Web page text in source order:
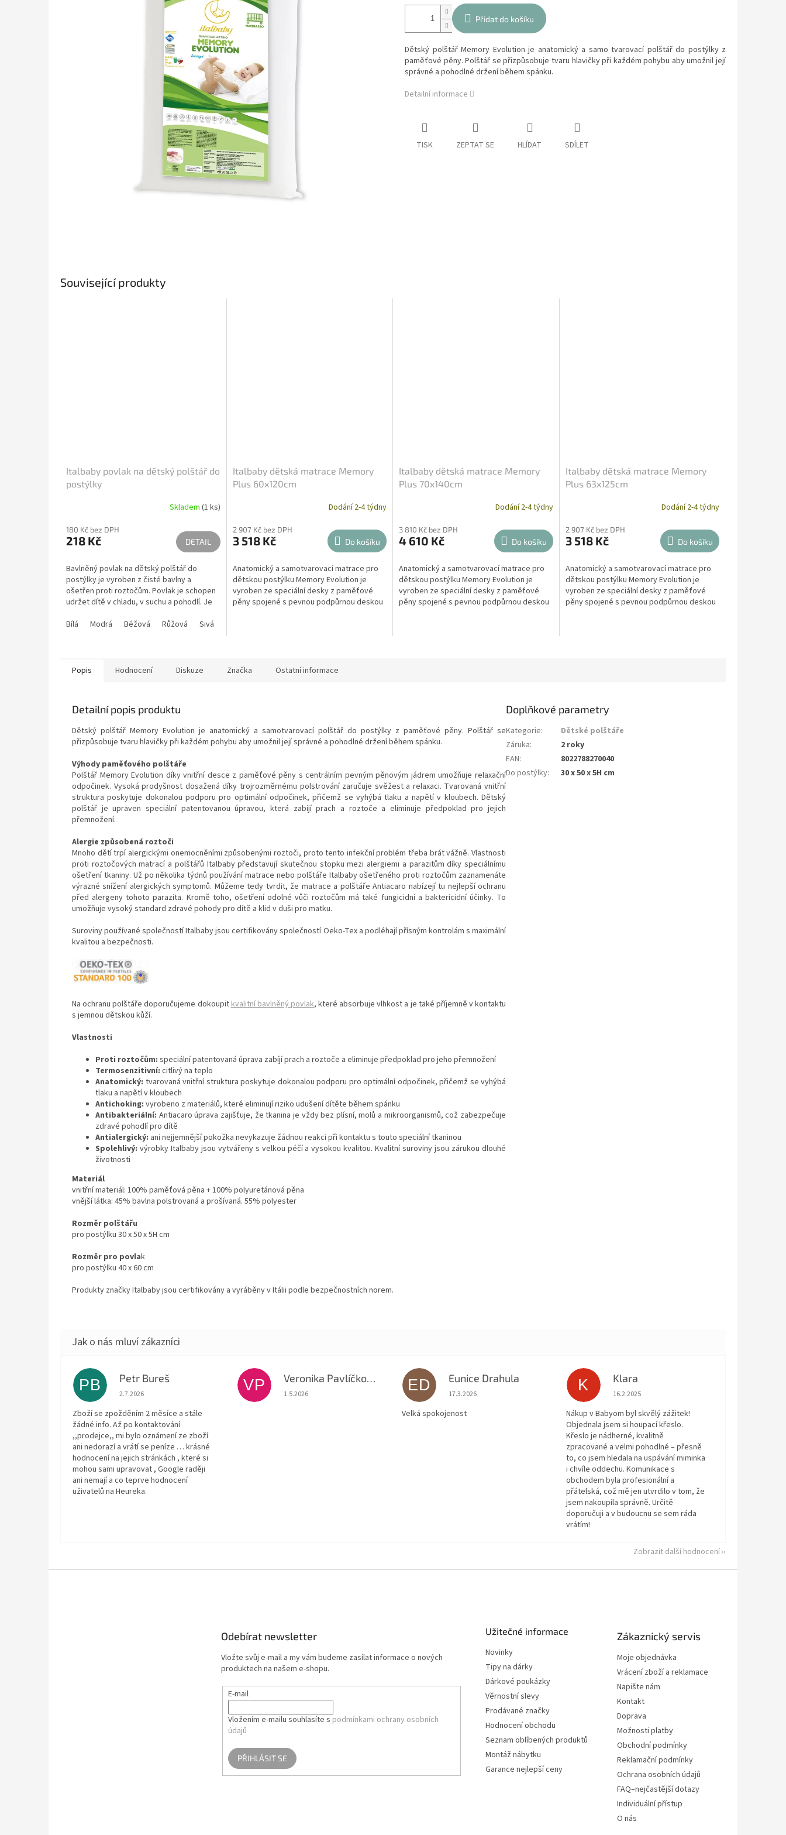
Přidat do košíku
Dětský polštář Memory Evolution je anatomický a samo tvarovací polštář do postýlky z
paměťové pěny. Polštář se přizpůsobuje tvaru hlavičky při každém pohybu aby umožnil její
správné a pohodlné držení během spánku.
Detailní informace
TISK ZEPTAT SE HLÍDAT SDÍLET
Související produkty
Italbaby povlak na dětský polštář do
postýlky
produktu
je
z
5
hvězdiček.
Skladem (1 ks)
180 Kč bez DPH
218 Kč DETAIL
Bavlněný povlak na dětský polštář do
postýlky je vyroben z čisté bavlny a
ošetřen proti roztočům. Povlak je schopen
udržet dítě v chladu, v suchu a pohodlí. Je
Bílá
Modrá Béžová Růžová Sivá
Italbaby dětská matrace Memory
Plus 60x120cm
Dodání 2-4 týdny
2 907 Kč bez DPH
3 518 Kč Do košíku
Anatomický a samotvarovací matrace pro
dětskou postýlku Memory Evolution je
vyroben ze speciální desky z paměťové
pěny spojené s pevnou podpůrnou deskou
Italbaby dětská matrace Memory
Plus 70x140cm
Dodání 2-4 týdny
3 810 Kč bez DPH
4 610 Kč Do košíku
Anatomický a samotvarovací matrace pro
dětskou postýlku Memory Evolution je
vyroben ze speciální desky z paměťové
pěny spojené s pevnou podpůrnou deskou
Italbaby dětská matrace Memory
Plus 63x125cm
Dodání 2-4 týdny
2 907 Kč bez DPH
3 518 Kč Do košíku
Anatomický a samotvarovací matrace pro
dětskou postýlku Memory Evolution je
vyroben ze speciální desky z paměťové
pěny spojené s pevnou podpůrnou deskou
Popis Hodnocení Diskuze Značka Ostatní informace
Detailní popis produktu
Dětský polštář Memory Evolution je anatomický a samotvarovací polštář do postýlky z paměťové pěny. Polštář se
přizpůsobuje tvaru hlavičky při každém pohybu aby umožnil její správné a pohodlné držení během spánku.
Výhody paměťového polštáře
Polštář Memory Evolution díky vnitřní desce z paměťové pěny s centrálním pevným pěnovým jádrem umožňuje relaxační
odpočinek. Vysoká prodyšnost dosažená díky trojrozměrnému polstrování zaručuje svěžest a relaxaci. Tvarovaná vnitřní
struktura poskytuje dokonalou podporu pro optimální odpočinek, přičemž se vyhýbá tlaku a napětí v kloubech. Dětský
polštář je upraven speciální patentovanou úpravou, která zabíjí prach a roztoče a eliminuje předpoklad pro jejich
přemnožení.
Alergie způsobená roztoči
Mnoho dětí trpí alergickými onemocněními způsobenými roztoči, proto tento infekční problém třeba brát vážně. Vlastnosti
proti roztočových matrací a polštářů Italbaby představují skutečnou stopku mezi alergiemi a parazitům díky speciálnímu
ošetření tkaniny. Už po několika týdnů používání matrace nebo polštáře Italbaby ošetřeného proti roztočům zaznamenáte
výrazné snížení alergických symptomů. Můžeme tedy tvrdit, že matrace a polštáře Antiacaro nabízejí tu nejlepší ochranu
před alergeny tohoto parazita. Kromě toho, ošetření odolné vůči roztočům má také fungicidní a baktericidní účinky. To
umožňuje vysoký standard zdravé pohody pro dítě a klid v duši pro matku.
Suroviny používané společností Italbaby jsou certifikovány společností Oeko-Tex a podléhají přísným kontrolám s maximální
kvalitou a bezpečnosti.
Na ochranu polštáře doporučujeme dokoupit kvalitní bavlněný povlak, které absorbuje vlhkost a je také příjemně v kontaktu
s jemnou dětskou kůží.
Vlastnosti
Proti roztočům: speciální patentovaná úprava zabíjí prach a roztoče a eliminuje předpoklad pro jeho přemnožení
Termosenzitivní: citlivý na teplo
Anatomický: tvarovaná vnitřní struktura poskytuje dokonalou podporu pro optimální odpočinek, přičemž se vyhýbá
tlaku a napětí v kloubech
Antichoking: vyrobeno z materiálů, které eliminují riziko udušení dítěte během spánku
Antibakteriální: Antiacaro úprava zajišťuje, že tkanina je vždy bez plísní, molů a mikroorganismů, což zabezpečuje
zdravé pohodlí pro dítě
Antialergický: ani nejjemnější pokožka nevykazuje žádnou reakci při kontaktu s touto speciální tkaninou
Spolehlivý: výrobky Italbaby jsou vytvářeny s velkou péčí a vysokou kvalitou. Kvalitní suroviny jsou zárukou dlouhé
životnosti
Materiál
vnitřní materiál: 100% paměťová pěna + 100% polyuretánová pěna
vnější látka: 45% bavlna polstrovaná a prošívaná. 55% polyester
Rozměr polštářu
pro postýlku 30 x 50 x 5H cm
Rozměr pro povlak
pro postýlku 40 x 60 cm
Produkty značky Italbaby jsou certifikovány a vyráběny v Itálii podle bezpečnostních norem.
Doplňkové parametry
Kategorie:
Dětské polštáře
Záruka:
2 roky
EAN:
8022788270040
Do postýlky: 30 x 50 x 5H cm
PB Petr Bureš
Hodnocení obchodu je 1 z 5 hvězdiček.
2.7.2026
Zboží se zpožděním 2 měsíce a stále
žádné info. Až po kontaktování
,,prodejce,, mi bylo oznámení ze zboží
ani nedorazí a vrátí se peníze … krásné
hodnocení na jejich stránkách , které si
mohou sami upravovat , Google raději
ani nemají a co teprve hodnocení
uživatelů na Heureka.
VP Veronika Pavlíčková
Hodnocení obchodu je 5 z 5 hvězdiček.
1.5.2026
ED Eunice Drahula
Hodnocení obchodu je 5 z 5 hvězdiček.
17.3.2026
Velká spokojenost
K Klara
Hodnocení obchodu je 5 z 5 hvězdiček.
16.2.2025
Nákup v Babyom byl skvělý zážitek!
Objednala jsem si houpací křeslo.
Křeslo je nádherné, kvalitně
zpracované a velmi pohodlné – přesně
to, co jsem hledala na uspávání miminka
i chvíle oddechu. Komunikace s
obchodem byla profesionální a
přátelská, což mě jen utvrdilo v tom, že
jsem nakoupila správně. Určitě
doporučuji a v budoucnu se sem ráda
vrátím!
Zobrazit další hodnocení
Odebírat newsletter
Vložte svůj e-mail a my vám budeme zasílat informace o nových
produktech na našem e-shopu.
E-mail
Vložením e-mailu souhlasíte s podmínkami ochrany osobních
údajů
PŘIHLÁSIT SE
Užitečné informace
Novinky
Tipy na dárky
Dárkové poukázky
Věrnostní slevy
Prodávané značky
Hodnocení obchodu
Seznam oblíbených produktů
Montáž nábytku
Garance nejlepší ceny
Zákaznický servis
Moje objednávka
Vrácení zboží a reklamace
Napište nám
Kontakt
Doprava
Možnosti platby
Obchodní podmínky
Reklamační podmínky
Ochrana osobních údajů
FAQ–nejčastější dotazy
Individuální přístup
O nás